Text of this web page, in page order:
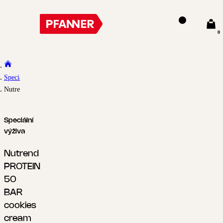
0
Speciální výživa
Nutrend PROTEIN 50 BAR cookies cream 50g
Speciální
výživa
Nutrend
PROTEIN
50
BAR
cookies
cream